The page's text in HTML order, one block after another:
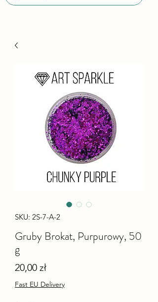
SKU: 2S-7-A-2
Gruby Brokat, Purpurowy, 50
g
20,00 złCena
Fast EU Delivery